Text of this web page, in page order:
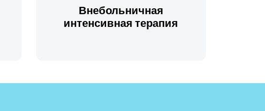
Внебольничная
интенсивная терапия